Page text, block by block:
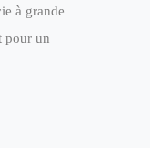
à grande
pour un